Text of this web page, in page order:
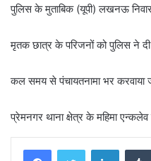
पुलिस के मुताबिक (यूपी) लखनऊ
मृतक छात्र के परिजनों को पुलिस ने
कल समय से पंचायतनामा भर करवाया
प्रेमनगर थाना क्षेत्र के महिमा